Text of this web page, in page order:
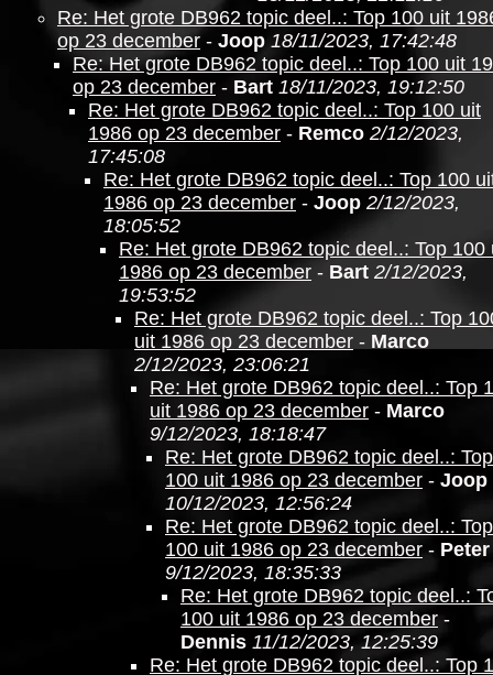
Re: Het grote DB962 topic deel..: Top 100 uit
op 23 december - Joop 18/11/2023, 17:42:48
Re: Het grote DB962 topic deel..: Top 100 uit
op 23 december - Bart 18/11/2023, 19:12:50
Re: Het grote DB962 topic deel..: Top 100 uit
1986 op 23 december - Remco 2/12/2023,
17:45:08
Re: Het grote DB962 topic deel..: Top 100
1986 op 23 december - Joop 2/12/2023,
18:05:52
Re: Het grote DB962 topic deel..: Top 100
1986 op 23 december - Bart 2/12/2023,
19:53:52
Re: Het grote DB962 topic deel..: Top
uit 1986 op 23 december - Marco
2/12/2023, 23:06:21
Re: Het grote DB962 topic deel..: Top
uit 1986 op 23 december - Marco
9/12/2023, 18:18:47
Re: Het grote DB962 topic deel..: Top
100 uit 1986 op 23 december - Joop
10/12/2023, 12:56:24
Re: Het grote DB962 topic deel..: Top
100 uit 1986 op 23 december - Peter
9/12/2023, 18:35:33
Re: Het grote DB962 topic deel..:
100 uit 1986 op 23 december -
Dennis 11/12/2023, 12:25:39
Re: Het grote DB962 topic deel..: Top